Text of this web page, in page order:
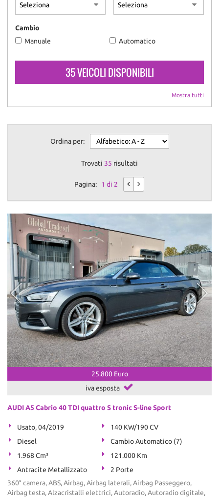
Cambio
Manuale
Automatico
35 VEICOLI DISPONIBILI
Mostra tutti
Ordina per:
Trovati 35 risultati
Pagina: 1 di 2
25.800 Euro
iva esposta
AUDI A5 Cabrio 40 TDI quattro S tronic S-line Sport
Usato, 04/2019
140 KW/190 CV
Diesel
Cambio Automatico (7)
1.968 Cm³
121.000 Km
Antracite Metallizzato
2 Porte
360° camera, ABS, Airbag, Airbag laterali, Airbag Passeggero,
Airbag testa, Alzacristalli elettrici, Autoradio, Autoradio digitale,